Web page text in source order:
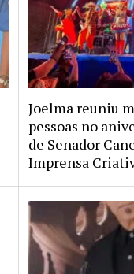
Joelma reuniu
pessoas no
de Senador
Imprensa